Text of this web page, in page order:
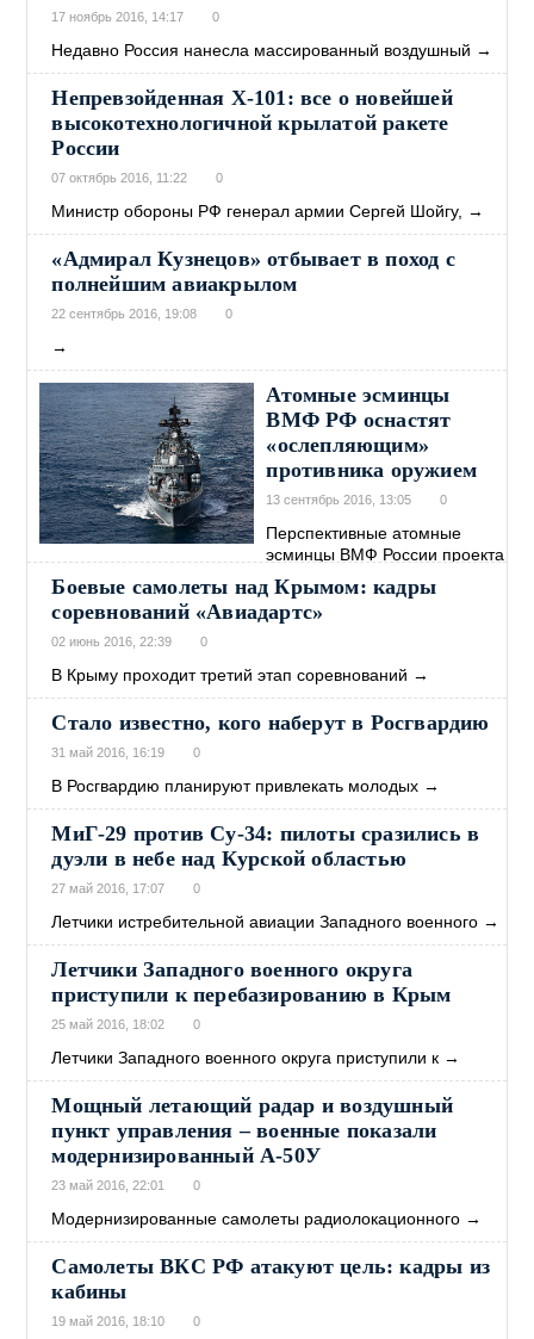
17 ноябрь 2016, 14:17 0
Недавно Россия нанесла массированный воздушный →
Непревзойденная Х-101: все о новейшей
высокотехнологичной крылатой ракете
России
07 октябрь 2016, 11:22 0
Министр обороны РФ генерал армии Сергей Шойгу, →
«Адмирал Кузнецов» отбывает в поход с
полнейшим авиакрылом
22 сентябрь 2016, 19:08 0
→
Атомные эсминцы
ВМФ РФ оснастят
«ослепляющим»
противника оружием
13 сентябрь 2016, 13:05 0
Перспективные атомные
эсминцы ВМФ России проекта
→
Боевые самолеты над Крымом: кадры
соревнований «Авиадартс»
02 июнь 2016, 22:39 0
В Крыму проходит третий этап соревнований →
Стало известно, кого наберут в Росгвардию
31 май 2016, 16:19 0
В Росгвардию планируют привлекать молодых →
МиГ-29 против Су-34: пилоты сразились в
дуэли в небе над Курской областью
27 май 2016, 17:07 0
Летчики истребительной авиации Западного военного →
Летчики Западного военного округа
приступили к перебазированию в Крым
25 май 2016, 18:02 0
Летчики Западного военного округа приступили к →
Мощный летающий радар и воздушный
пункт управления – военные показали
модернизированный А-50У
23 май 2016, 22:01 0
Модернизированные самолеты радиолокационного →
Самолеты ВКС РФ атакуют цель: кадры из
кабины
19 май 2016, 18:10 0